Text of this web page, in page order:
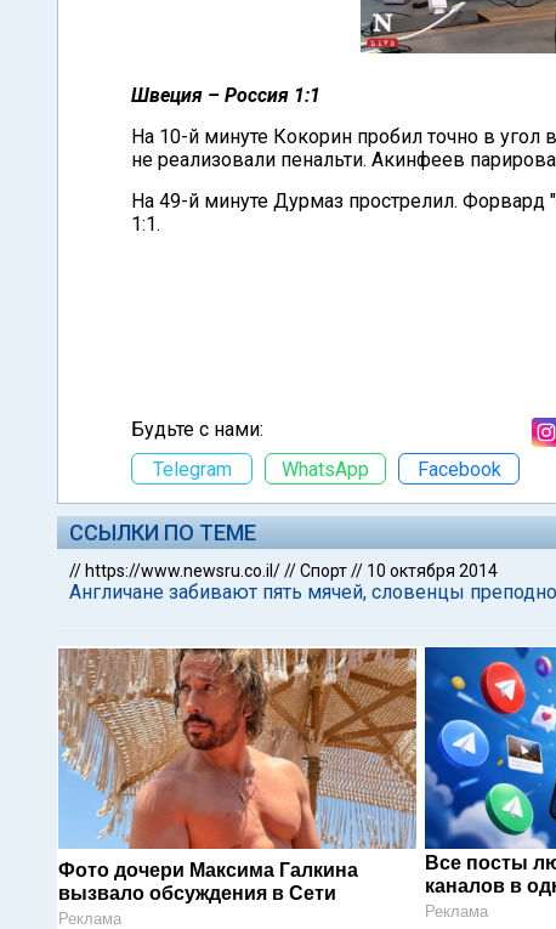
Швеция – Россия 1:1
На 10-й минуте Кокорин пробил точно в
не реализовали пенальти. Акинфеев
На 49-й минуте Дурмаз прострелил. Форвард
1:1.
Будьте с нами:
Telegram
WhatsApp Facebook
ССЫЛКИ ПО ТЕМЕ
// https://www.newsru.co.il///Спорт// 10 октября 2014
Англичане забивают пять мячей, словенцы
Фото дочери Максима Галкина
вызвало обсуждения в Сети
Реклама
Все посты
каналов в
Реклама